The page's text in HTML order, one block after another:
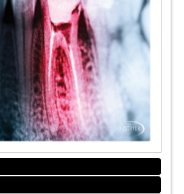
in München
halb gewonnen –
in der Endodontologie
der Endodontie